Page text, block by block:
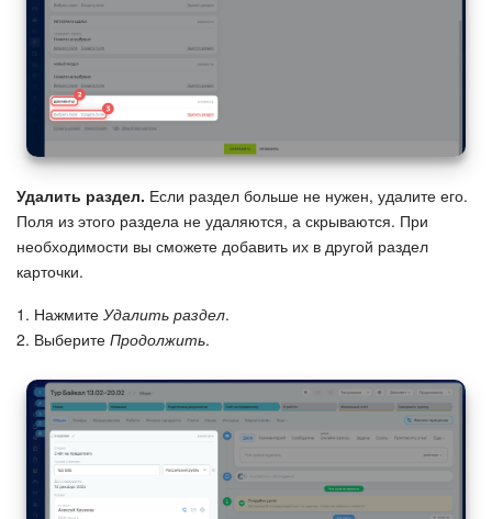
Удалить раздел. Если раздел больше не нужен, удалите его.
Поля из этого раздела не удаляются, а скрываются. При
необходимости вы сможете добавить их в другой раздел
карточки.
1. Нажмите Удалить раздел.
2. Выберите Продолжить.